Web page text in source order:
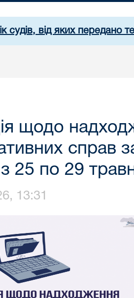
судів, від яких передано
щодо
справ
25 по 29
13:31